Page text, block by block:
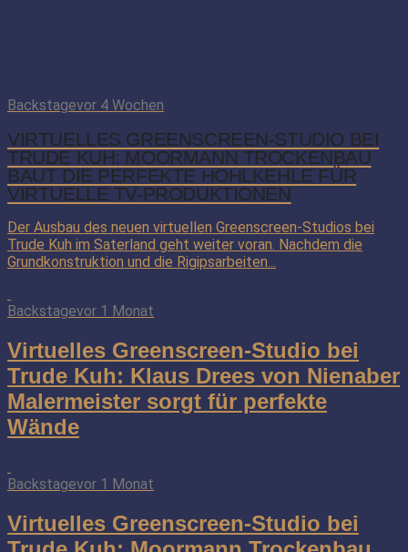
Backstagevor 4 Wochen
VIRTUELLES GREENSCREEN-STUDIO BEI
TRUDE KUH: MOORMANN TROCKENBAU
BAUT DIE PERFEKTE HOHLKEHLE FÜR
VIRTUELLE TV-PRODUKTIONEN
Der Ausbau des neuen virtuellen Greenscreen-Studios bei
Trude Kuh im Saterland geht weiter voran. Nachdem die
Grundkonstruktion und die Rigipsarbeiten...
Backstagevor 1 Monat
Virtuelles Greenscreen-Studio bei
Trude Kuh: Klaus Drees von Nienaber
Malermeister sorgt für perfekte
Wände
Backstagevor 1 Monat
Virtuelles Greenscreen-Studio bei